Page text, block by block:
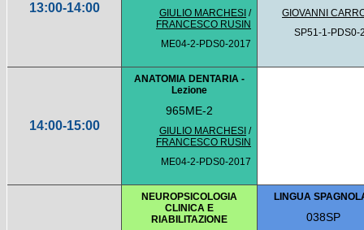
13:00-14:00 GIULIO MARCHESI /
FRANCESCO RUSIN
ME04-2-PDS0-2017
GIOVANNI
SP51-1-PDS0-
14:00-15:00
ANATOMIA DENTARIA -
Lezione
965ME-2
GIULIO MARCHESI /
FRANCESCO RUSIN
ME04-2-PDS0-2017
NEUROPSICOLOGIA
CLINICA E
RIABILITAZIONE
LINGUA
038SP